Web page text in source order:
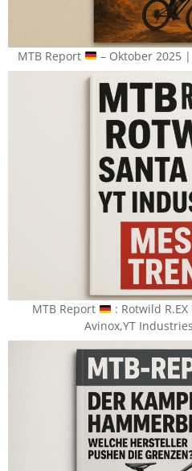
MTB Report – Oktober 2025
MTB Report
: Rotwild
Avinox,YT